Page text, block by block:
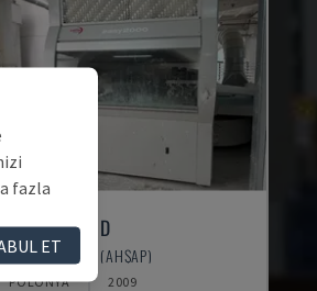
EASY 2000 D
CEFLA - DIĞER (AHŞAP)
POLONYA 2009
fazla
ET